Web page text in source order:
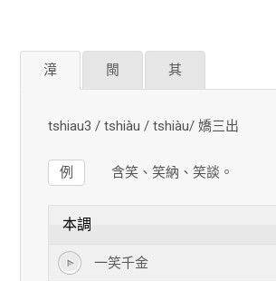
漳 閩 其
tshiau3 / tshiàu / tshiàu/ 嬌三出
含笑、笑納、笑談。
例
本調
一笑千金